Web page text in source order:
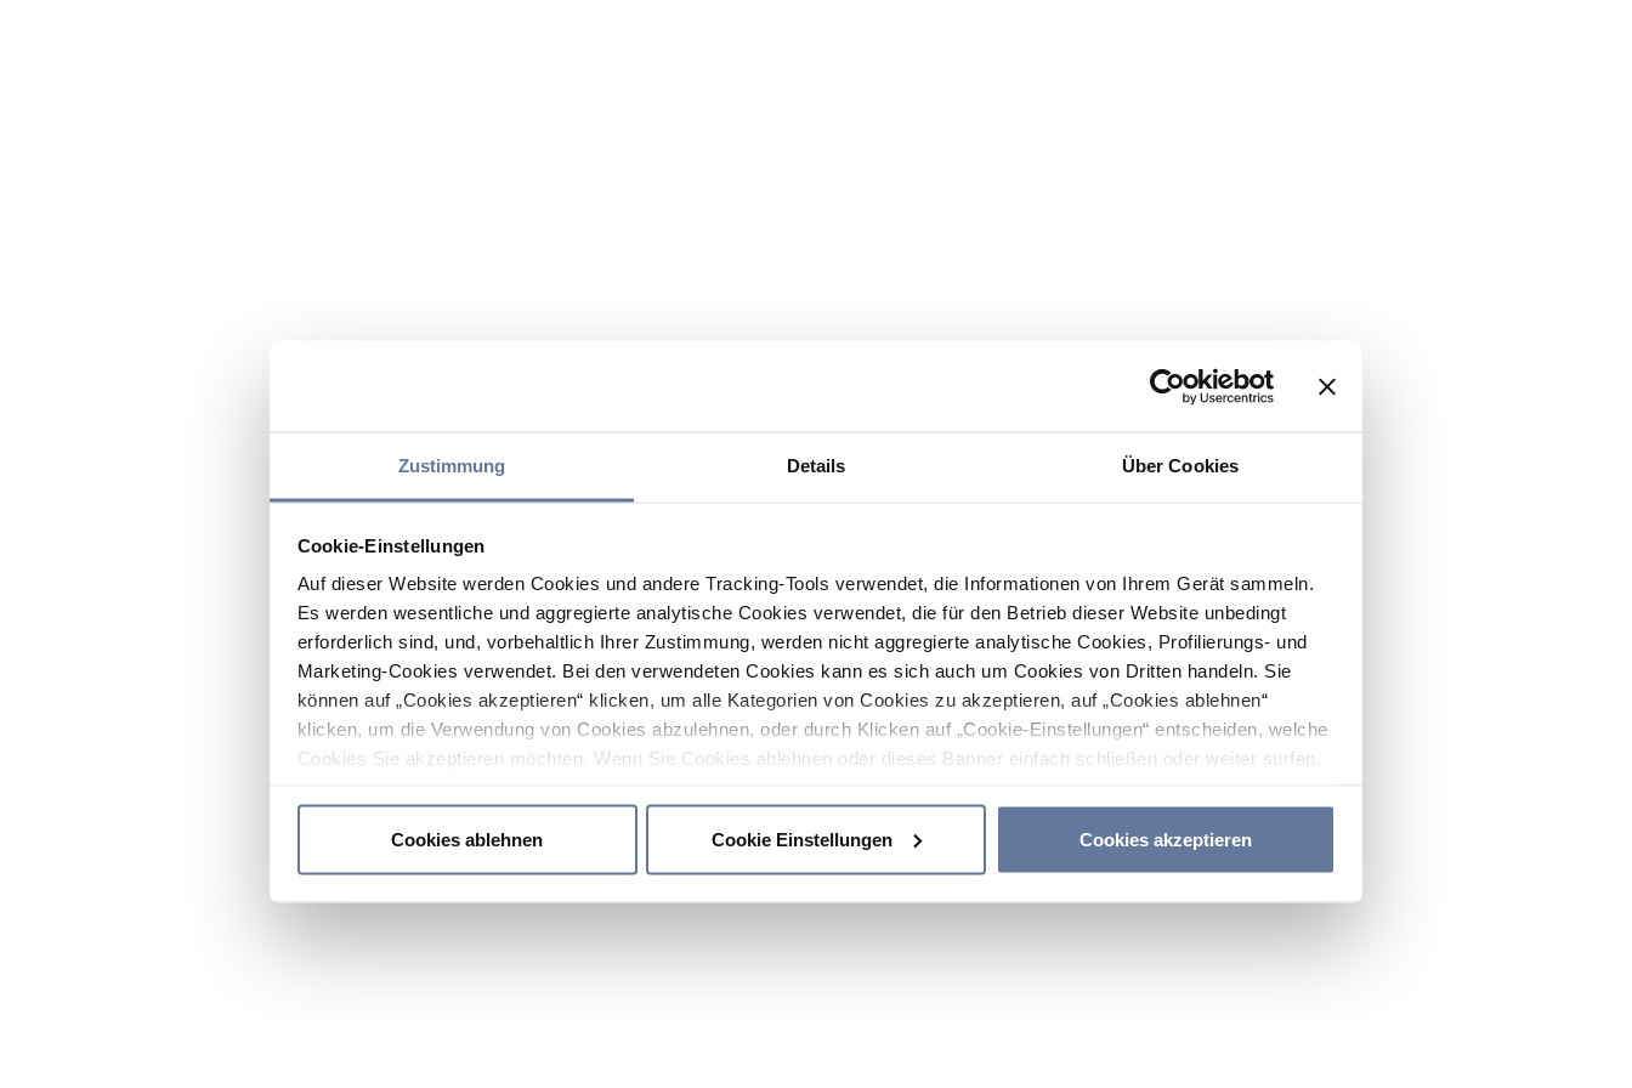
Zustimmung Details Über Cookies
Cookie-Einstellungen
Auf dieser Website werden Cookies und andere Tracking-Tools verwendet, die Informationen von Ihrem Gerät sammeln.
Es werden wesentliche und aggregierte analytische Cookies verwendet, die für den Betrieb dieser Website unbedingt
erforderlich sind, und, vorbehaltlich Ihrer Zustimmung, werden nicht aggregierte analytische Cookies, Profilierungs- und
Marketing-Cookies verwendet. Bei den verwendeten Cookies kann es sich auch um Cookies von Dritten handeln. Sie
können auf „Cookies akzeptieren“ klicken, um alle Kategorien von Cookies zu akzeptieren, auf „Cookies ablehnen“
klicken, um die Verwendung von Cookies abzulehnen, oder durch Klicken auf „Cookie-Einstellungen“ entscheiden, welche
Cookies Sie akzeptieren möchten. Wenn Sie Cookies ablehnen oder dieses Banner einfach schließen oder weiter surfen,
Cookies ablehnen
Cookie Einstellungen Cookies akzeptieren